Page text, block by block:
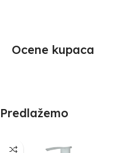
Ocene kupaca
Predlažemo